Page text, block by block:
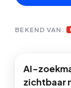
BEKEND VAN:
AI-
zichtbaar